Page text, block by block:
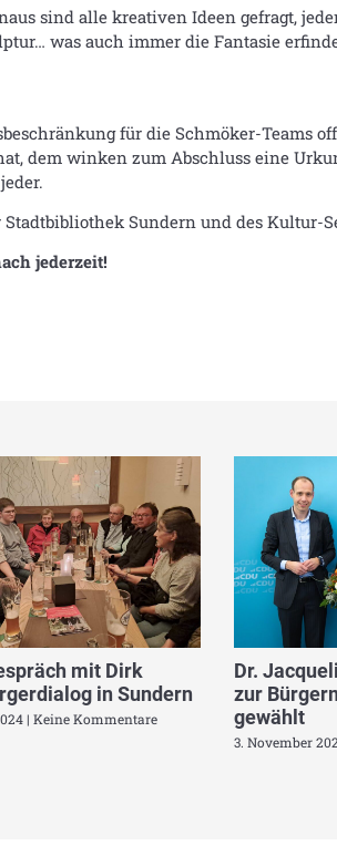
sind alle kreativen Ideen gefragt,
was auch immer die Fantasie
für die Schmöker-Teams
dem winken zum Abschluss eine
Sundern und des
jederzeit!
mit Dirk
in Sundern
Keine Kommentare
Dr.
zur
gewählt
3. November